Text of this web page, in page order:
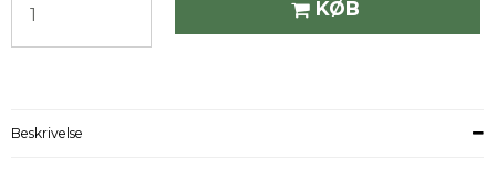
KØB
Beskrivelse